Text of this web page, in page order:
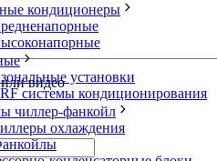
кондиционеры
установки
системы кондиционирования
чиллер-фанкойл
охлаждения
видео